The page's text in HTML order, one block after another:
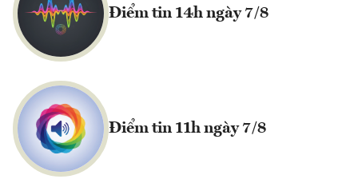
Điểm tin 14h ngày 7/8
Điểm tin 11h ngày 7/8